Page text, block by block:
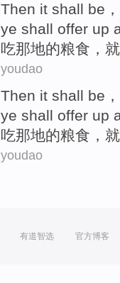
Then it shall be
ye shall offer up
吃那地的粮食 ，
youdao
Then it shall be
ye shall offer up
吃那地的粮食 ，
youdao
有道智选 官方博客